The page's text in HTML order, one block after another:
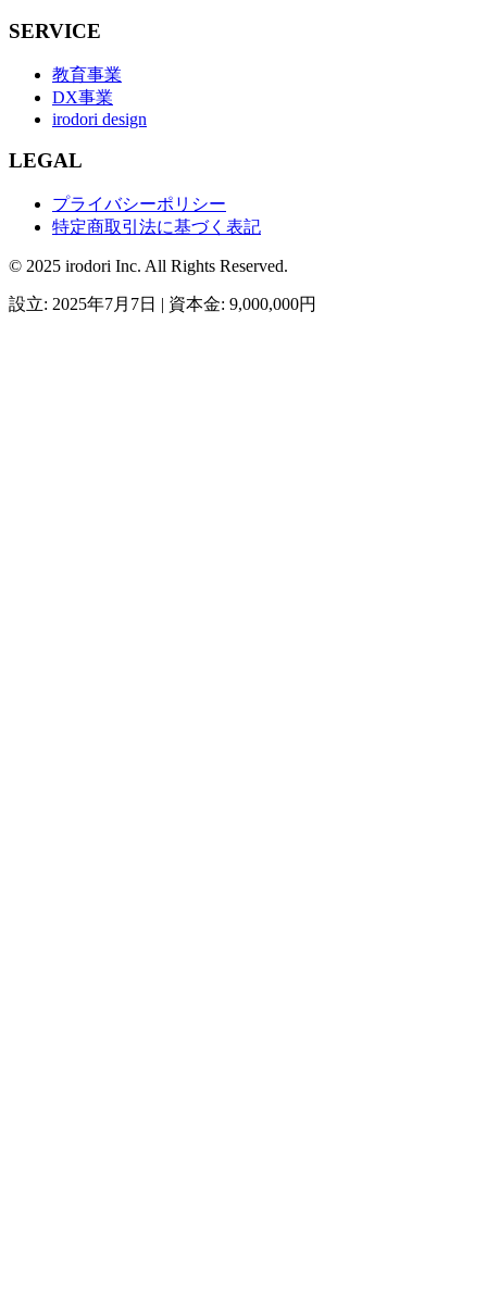
SERVICE
教育事業
DX事業
irodori design
LEGAL
プライバシーポリシー
特定商取引法に基づく表記
© 2025 irodori Inc. All Rights Reserved.
設立: 2025年7月7日 | 資本金: 9,000,000円